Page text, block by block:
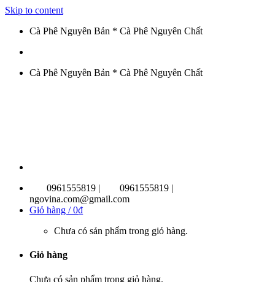
Skip to content
Cà Phê Nguyên Bản * Cà Phê Nguyên Chất
Cà Phê Nguyên Bản * Cà Phê Nguyên Chất
0961555819 |
0961555819 |
ngovina.com@gmail.com
Giỏ hàng /0₫
Chưa có sản phẩm trong giỏ hàng.
Giỏ hàng
Chưa có sản phẩm trong giỏ hàng.